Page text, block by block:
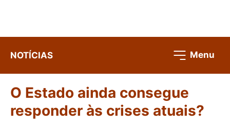
NOTÍCIAS Menu
O Estado ainda consegue
responder às crises atuais?